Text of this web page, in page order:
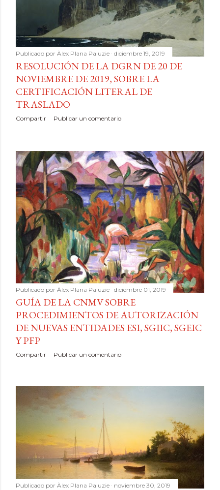
Publicado por Àlex Plana Paluzie diciembre 19, 2019
RESOLUCIÓN DE LA DGRN DE 20 DE
NOVIEMBRE DE 2019, SOBRE LA
CERTIFICACIÓN LITERAL DE
TRASLADO
Compartir Publicar un comentario
Publicado por Àlex Plana Paluzie diciembre 01, 2019
GUÍA DE LA CNMV SOBRE
PROCEDIMIENTOS DE AUTORIZACIÓN
DE NUEVAS ENTIDADES ESI, SGIIC, SGEIC
Y PFP
Compartir Publicar un comentario
Publicado por Àlex Plana Paluzie noviembre 30, 2019